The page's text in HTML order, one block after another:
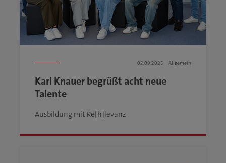
02.09.2025 Allgemein
Karl Knauer begrüßt acht neue
Talente
Ausbildung mit Re[h]levanz